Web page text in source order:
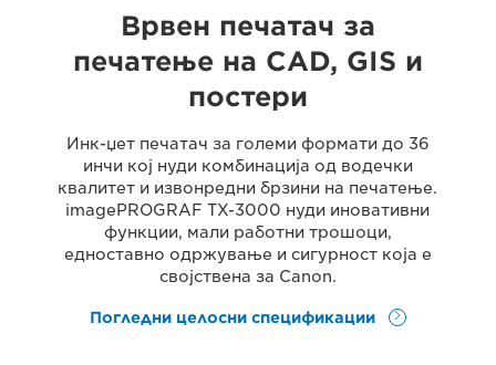
Врвен печатач за
печатење на CAD, GIS и
постери
Инк-џет печатач за големи формати до 36
инчи кој нуди комбинација од водечки
квалитет и извонредни брзини на печатење.
imagePROGRAF TX-3000 нуди иновативни
функции, мали работни трошоци,
едноставно одржување и сигурност која е
својствена за Canon.
Погледни целосни спецификации